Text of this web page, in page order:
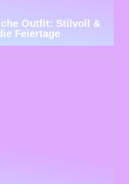
Outfit: Stilvoll &
Feiertage